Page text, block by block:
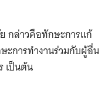
กล่าวคือทักษะการแก้
การทำงานร่วมกับผู้อื่น
เป็นต้น